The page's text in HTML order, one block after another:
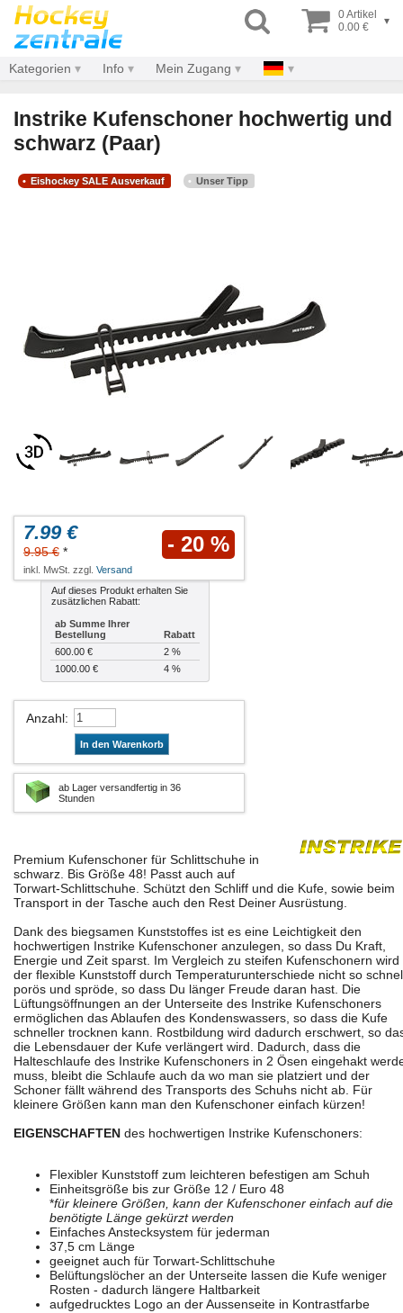
0 Artikel
0.00 €
▾
Kategorien Info Mein Zugang
Instrike Kufenschoner hochwertig und
schwarz (Paar)
Eishockey SALE Ausverkauf Unser Tipp
7.99 €
9.95 € * - 20 %
inkl. MwSt. zzgl. Versand
Auf dieses Produkt erhalten Sie
zusätzlichen Rabatt:
ab Summe Ihrer
Bestellung
Rabatt
600.00 €
2 %
1000.00 €
4 %
Anzahl:
In den Warenkorb
ab Lager versandfertig in 36
Stunden
Premium Kufenschoner für Schlittschuhe in
schwarz. Bis Größe 48! Passt auch auf
Torwart-Schlittschuhe. Schützt den Schliff und die Kufe, sowie beim
Transport in der Tasche auch den Rest Deiner Ausrüstung.
Dank des biegsamen Kunststoffes ist es eine Leichtigkeit den
hochwertigen Instrike Kufenschoner anzulegen, so dass Du Kraft,
Energie und Zeit sparst. Im Vergleich zu steifen Kufenschonern wird
der flexible Kunststoff durch Temperaturunterschiede nicht so
porös und spröde, so dass Du länger Freude daran hast. Die
Lüftungsöffnungen an der Unterseite des Instrike Kufenschoners
ermöglichen das Ablaufen des Kondenswassers, so dass die Kufe
schneller trocknen kann. Rostbildung wird dadurch erschwert, so
die Lebensdauer der Kufe verlängert wird. Dadurch, dass die
Halteschlaufe des Instrike Kufenschoners in 2 Ösen eingehakt
muss, bleibt die Schlaufe auch da wo man sie platziert und der
Schoner fällt während des Transports des Schuhs nicht ab. Für
kleinere Größen kann man den Kufenschoner einfach kürzen!
EIGENSCHAFTEN des hochwertigen Instrike Kufenschoners:
Flexibler Kunststoff zum leichteren befestigen am Schuh
Einheitsgröße bis zur Größe 12 / Euro 48
*für kleinere Größen, kann der Kufenschoner einfach auf die
benötigte Länge gekürzt werden
Einfaches Anstecksystem für jederman
37,5 cm Länge
geeignet auch für Torwart-Schlittschuhe
Belüftungslöcher an der Unterseite lassen die Kufe weniger
Rosten - dadurch längere Haltbarkeit
aufgedrucktes Logo an der Aussenseite in Kontrastfarbe